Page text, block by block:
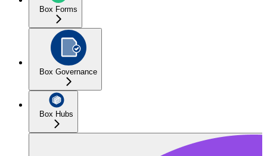
Box Forms
Box Governance
Box Hubs